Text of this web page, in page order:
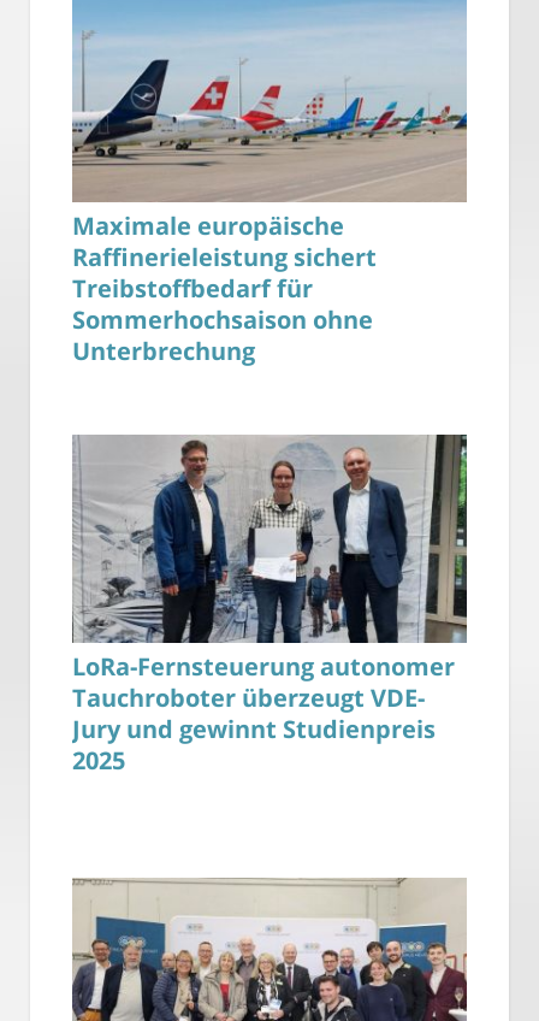
Maximale europäische
Raffinerieleistung sichert
Treibstoffbedarf für
Sommerhochsaison ohne
Unterbrechung
LoRa-Fernsteuerung autonomer
Tauchroboter überzeugt VDE-
Jury und gewinnt Studienpreis
2025